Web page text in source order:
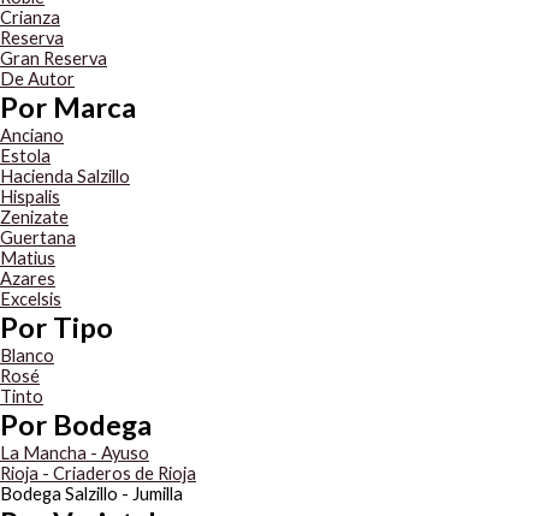
Crianza
Reserva
Gran Reserva
De Autor
Por Marca
Anciano
Estola
Hacienda Salzillo
Hispalis
Zenizate
Guertana
Matius
Azares
Excelsis
Por Tipo
Blanco
Rosé
Tinto
Por Bodega
La Mancha - Ayuso
Rioja - Criaderos de Rioja
Bodega Salzillo - Jumilla